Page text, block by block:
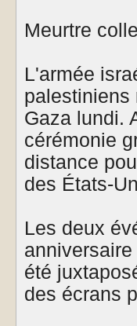
Meurtre
L'armée
palestiniens
Gaza lundi.
cérémonie
distance
des États-
Les deux
été
des écrans